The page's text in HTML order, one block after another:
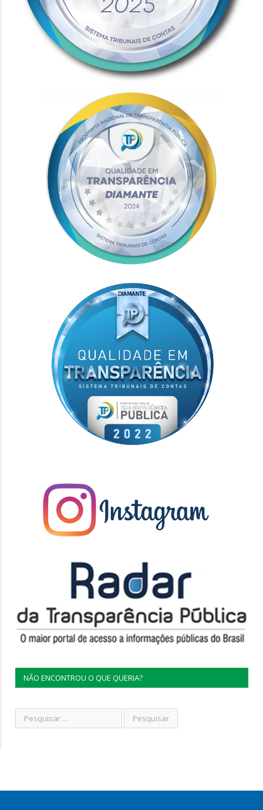
NÃO ENCONTROU O QUE QUERIA?